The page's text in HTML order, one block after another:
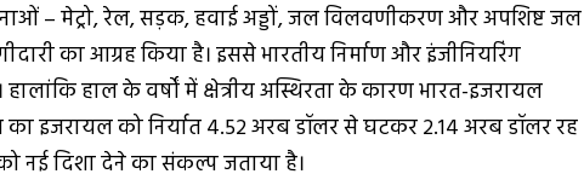
– मेट्रो, रेल, सड़क, हवाई अड्डों, जल विलवणीकरण और अपशिष्ट जल
का आग्रह किया है। इससे भारतीय निर्माण और इंजीनियरिंग
हाल के वर्षों में क्षेत्रीय अस्थिरता के कारण भारत-इजरायल
का इजरायल को निर्यात 4.52 अरब डॉलर से घटकर 2.14 अरब डॉलर रह
नई दिशा देने का संकल्प जताया है।